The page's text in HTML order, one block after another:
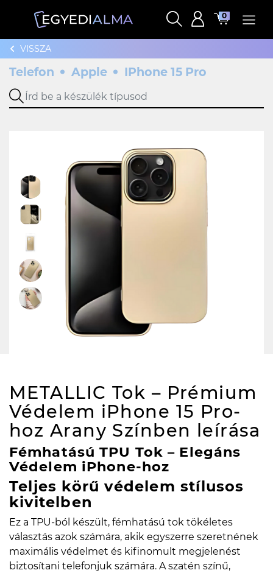
0
VISSZA
Telefon Apple IPhone 15 Pro
METALLIC Tok – Prémium
Védelem iPhone 15 Pro-
hoz Arany Színben leírása
Fémhatású TPU Tok – Elegáns
Védelem iPhone-hoz
Teljes körű védelem stílusos
kivitelben
Ez a TPU-ból készült, fémhatású tok tökéletes
választás azok számára, akik egyszerre szeretnének
maximális védelmet és kifinomult megjelenést
biztosítani telefonjuk számára. A szatén színű,